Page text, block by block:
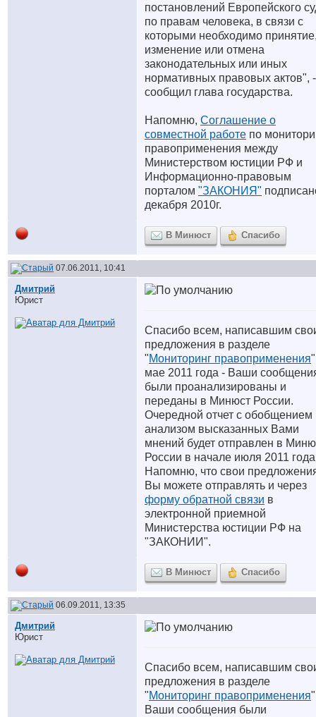
постановлений Европейского
по правам человека, в связи с
которыми необходимо
изменение или отмена
законодательных или иных
нормативных правовых актов", -
сообщил глава государства.
Напомню, Соглашение о
совместной работе по
правоприменения между
Министерством юстиции РФ и
Информационно-правовым
порталом "ЗАКОНИЯ"
декабря 2010г.
В Минюст Спасибо
07.06.2011, 10:41
Дмитрий
Юрист
Спасибо всем, написавшим
предложения в разделе
"Мониторинг правоприменения
мае 2011 года - Ваши
были проанализированы и
переданы в Минюст России.
Очередной отчет с обобщением
анализом высказанных Вами
мнений будет отправлен в
России в начале июля 2011
Напомню, что свои
Вы можете отправлять и через
форму обратной связи в
электронной приемной
Министерства юстиции РФ на
"ЗАКОНИИ".
В Минюст Спасибо
06.09.2011, 13:35
Дмитрий
Юрист
Спасибо всем, написавшим
предложения в разделе
"Мониторинг правоприменения
Ваши сообщения были